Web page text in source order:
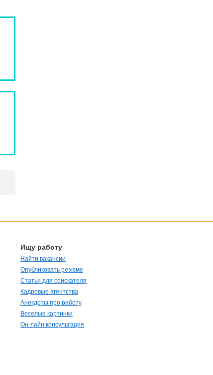
Ищу работу
Найти вакансии
Опубликовать резюме
Статьи для соискателя
Кадровые агентства
Анекдоты про работу
Веселые картинки
Он-лайн консультация